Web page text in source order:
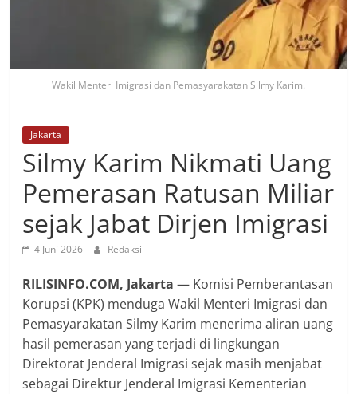
Wakil Menteri Imigrasi dan Pemasyarakatan Silmy Karim.
Jakarta
Silmy Karim Nikmati Uang
Pemerasan Ratusan Miliar
sejak Jabat Dirjen Imigrasi
4 Juni 2026 Redaksi
RILISINFO.COM, Jakarta — Komisi Pemberantasan
Korupsi (KPK) menduga Wakil Menteri Imigrasi dan
Pemasyarakatan Silmy Karim menerima aliran uang
hasil pemerasan yang terjadi di lingkungan
Direktorat Jenderal Imigrasi sejak masih menjabat
sebagai Direktur Jenderal Imigrasi Kementerian